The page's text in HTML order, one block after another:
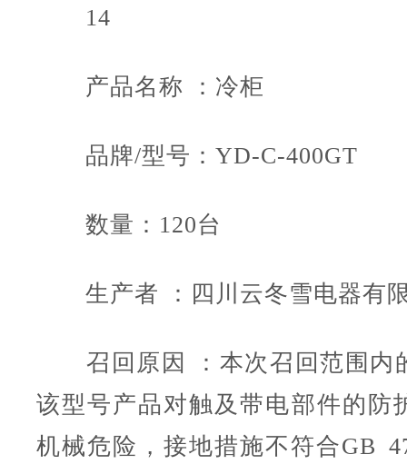
14
产品名称 ：冷柜
品牌/型号：YD-C-400GT
数量：120台
生产者 ：四川云冬雪电器有
召回原因 ：本次召回范围内
该型号产品对触及带电部件的防
机械危险，接地措施不符合GB